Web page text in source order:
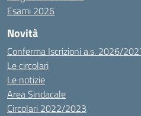
Esami 2026
Novità
Conferma Iscrizioni a.s. 2026/
Le circolari
Le notizie
Area Sindacale
Circolari 2022/2023